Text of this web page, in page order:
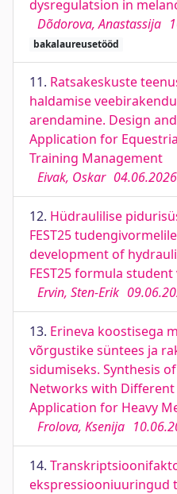
dysregulatsion in
Dõdorova, Anastassija
bakalaureusetööd
11. Ratsakeskuste
haldamise
arendamine. Design
Application for
Training Management
Eivak, Oskar 04.06.2026
12. Hüdraulilise
FEST25
development of
FEST25 formula student
Ervin, Sten-Erik
13. Erineva koostisega
võrgustike süntees ja
sidumiseks. Synthesis
Networks with
Application for Heavy
Frolova, Ksenija
14.
ekspressiooniuuringud